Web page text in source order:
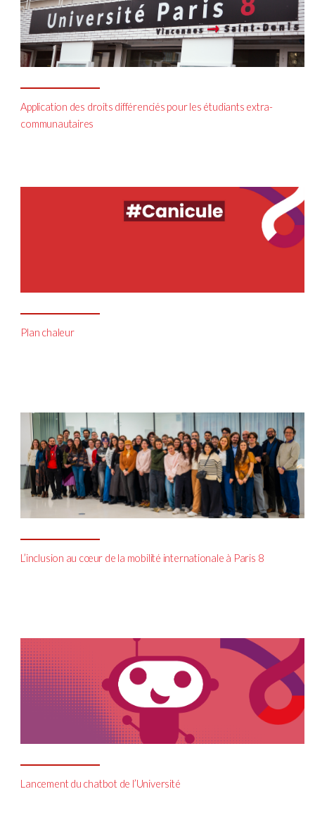
Application des droits différenciés pour les étudiants extra-
communautaires
Plan chaleur
L’inclusion au cœur de la mobilité internationale à Paris 8
Lancement du chatbot de l’Université